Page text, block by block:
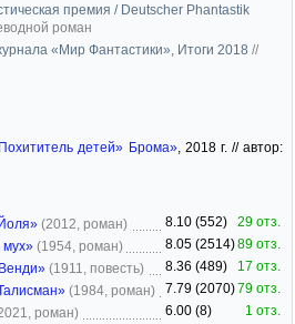
премия / Deutscher Phantastik
роман
«Мир Фантастики», Итоги 2018 //
детей» Брома», 2018 г. // автор:
(2012, роман) 8.10 (552)
29 отз.
мух» (1954, роман) 8.05 (2514)89 отз.
(1911, повесть) 8.36 (489)
17 отз.
(1984, роман) 7.79 (2070)79 отз.
роман) 6.00 (8)
1 отз.